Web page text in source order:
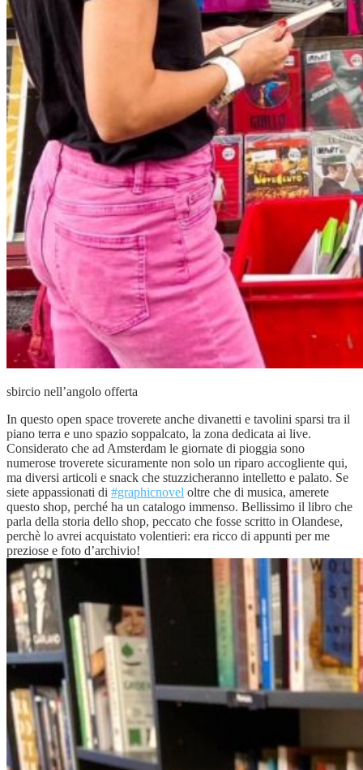
sbircio nell’angolo offerta
In questo open space troverete anche divanetti e tavolini sparsi tra il
piano terra e uno spazio soppalcato, la zona dedicata ai live.
Considerato che ad Amsterdam le giornate di pioggia sono
numerose troverete sicuramente non solo un riparo accogliente qui,
ma diversi articoli e snack che stuzzicheranno intelletto e palato. Se
siete appassionati di #graphicnovel oltre che di musica, amerete
questo shop, perché ha un catalogo immenso. Bellissimo il libro che
parla della storia dello shop, peccato che fosse scritto in Olandese,
perchè lo avrei acquistato volentieri: era ricco di appunti per me
preziose e foto d’archivio!